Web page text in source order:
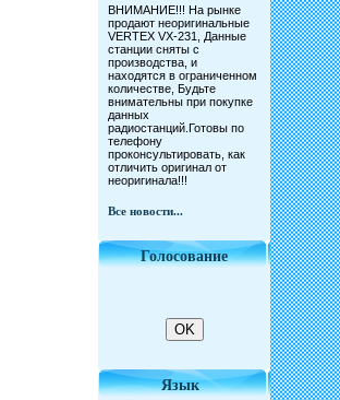
ВНИМАНИЕ!!! На рынке
продают неоригинальные
VERTEX VX-231, Данные
станции сняты с
производства, и
находятся в ограниченном
количестве, Будьте
внимательны при покупке
данных
радиостанций.Готовы по
телефону
проконсультировать, как
отличить оригинал от
неоригинала!!!
Все новости...
Голосование
Язык